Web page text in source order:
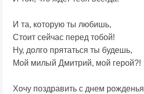
И та, которую ты любишь,
Стоит сейчас перед тобой!
Ну, долго прятаться ты будешь,
Мой милый Дмитрий, мой герой?!
Хочу поздравить с днем рожденья